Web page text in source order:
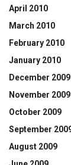
April 2010
March 2010
February 2010
January 2010
December 2009
November 2009
October 2009
September
August 2009